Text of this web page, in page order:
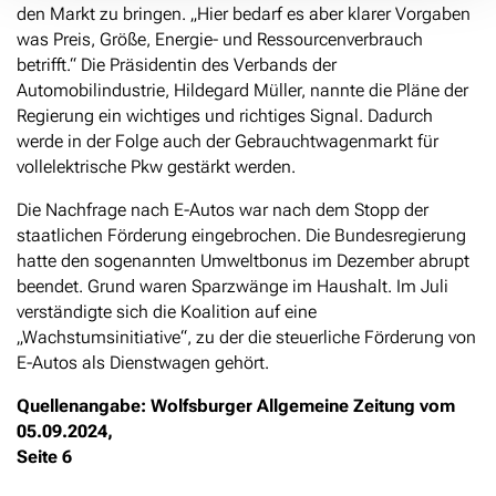
den Markt zu bringen. „Hier bedarf es aber klarer Vorgaben
was Preis, Größe, Energie- und Ressourcenverbrauch
betrifft.“ Die Präsidentin des Verbands der
Automobilindustrie, Hildegard Müller, nannte die Pläne der
Regierung ein wichtiges und richtiges Signal. Dadurch
werde in der Folge auch der Gebrauchtwagenmarkt für
vollelektrische Pkw gestärkt werden.
Die Nachfrage nach E-Autos war nach dem Stopp der
staatlichen Förderung eingebrochen. Die Bundesregierung
hatte den sogenannten Umweltbonus im Dezember abrupt
beendet. Grund waren Sparzwänge im Haushalt. Im Juli
verständigte sich die Koalition auf eine
„Wachstumsinitiative“, zu der die steuerliche Förderung von
­E-Autos als Dienstwagen gehört.
Quellenangabe: Wolfsburger Allgemeine Zeitung vom
05.09.2024,
Seite 6